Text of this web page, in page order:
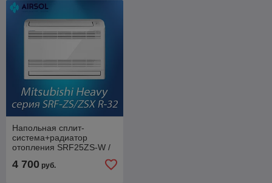
Напольная сплит-
система+радиатор
отопления SRF25ZS-W /
SRC25ZS-W2 Mitsubishi
Heavy Industries
4 700 руб.